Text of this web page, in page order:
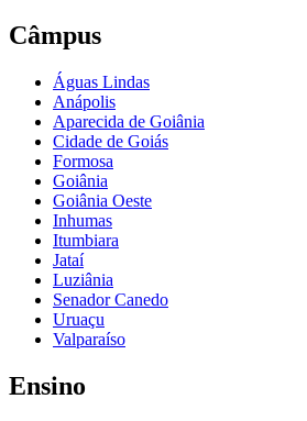
Câmpus
Águas Lindas
Anápolis
Aparecida de Goiânia
Cidade de Goiás
Formosa
Goiânia
Goiânia Oeste
Inhumas
Itumbiara
Jataí
Luziânia
Senador Canedo
Uruaçu
Valparaíso
Ensino